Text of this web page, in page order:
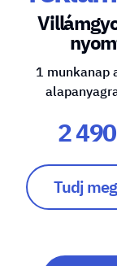
1 munkanap
2
Tudj